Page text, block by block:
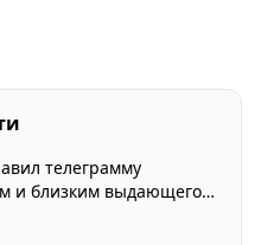
телеграмму
и близким выдающегося